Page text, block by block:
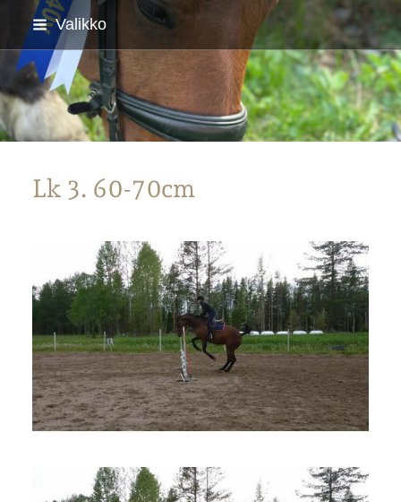
Siirry
sivun
sisältöön
Valikko
Parkanon Ratsastajat
Lk 3. 60-70cm